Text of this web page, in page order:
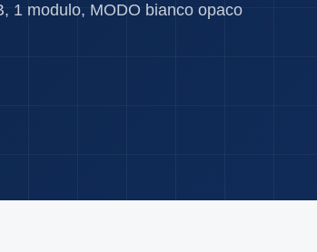
1 modulo, MODO bianco opaco